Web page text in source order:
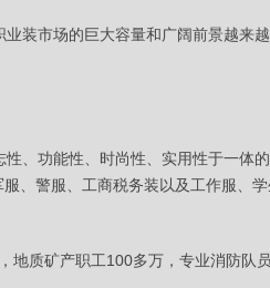
装市场的巨大容量和广阔前景越来
、功能性、时尚性、实用性于一体
、警服、工商税务装以及工作服、
质矿产职工100多万，专业消防队